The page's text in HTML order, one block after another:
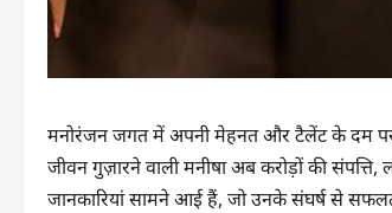
मनोरंजन जगत में अपनी मेहनत और टैलेंट के दम पर
जीवन गुज़ारने वाली मनीषा अब करोड़ों की
जानकारियां सामने आई हैं, जो उनके संघर्ष से